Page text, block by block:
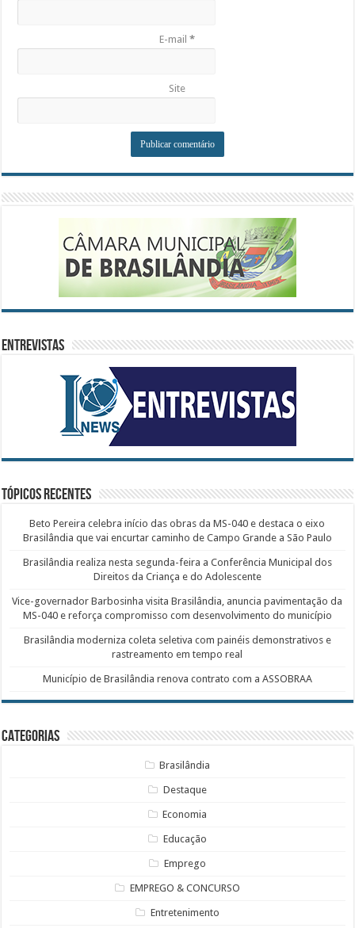
E-mail*
Site
ENTREVISTAS
Tópicos recentes
Beto Pereira celebra início das obras da MS-040 e destaca o eixo
Brasilândia que vai encurtar caminho de Campo Grande a São Paulo
Brasilândia realiza nesta segunda-feira a Conferência Municipal dos
Direitos da Criança e do Adolescente
Vice-governador Barbosinha visita Brasilândia, anuncia pavimentação da
MS-040 e reforça compromisso com desenvolvimento do município
Brasilândia moderniza coleta seletiva com painéis demonstrativos e
rastreamento em tempo real
Município de Brasilândia renova contrato com a ASSOBRAA
Categorias
Brasilândia
Destaque
Economia
Educação
Emprego
EMPREGO & CONCURSO
Entretenimento